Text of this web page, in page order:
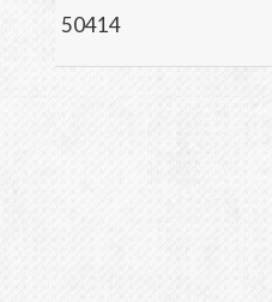
50414